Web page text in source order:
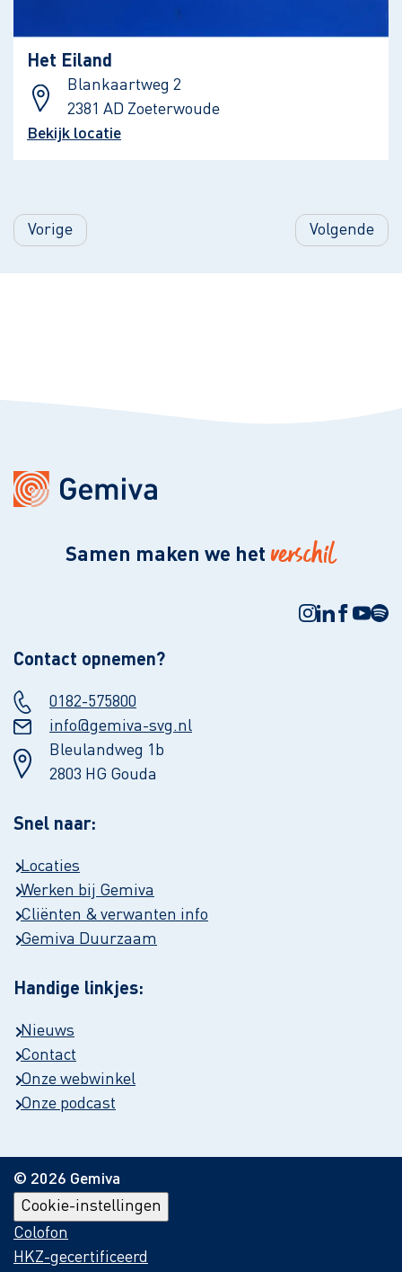
Het Eiland
Blankaartweg 2
2381 AD Zoeterwoude
Bekijk locatie
Vorige Volgende
Samen maken we het verschil
Contact opnemen?
0182-575800
info@gemiva-svg.nl
Bleulandweg 1b
2803 HG Gouda
Snel naar:
Locaties
Werken bij Gemiva
Cliënten & verwanten info
Gemiva Duurzaam
Handige linkjes:
Nieuws
Contact
Onze webwinkel
Onze podcast
© 2026 Gemiva
Cookie-instellingen
Colofon
HKZ-gecertificeerd